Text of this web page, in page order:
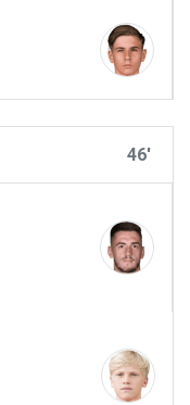
46'